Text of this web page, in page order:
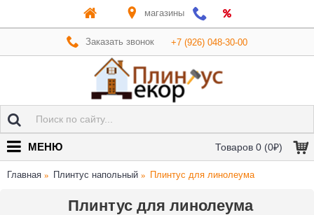
магазины
Заказать звонок +7 (926) 048-30-00
Товаров 0 (0₽)
МЕНЮ
Главная Плинтус напольный Плинтус для линолеума
Плинтус для линолеума